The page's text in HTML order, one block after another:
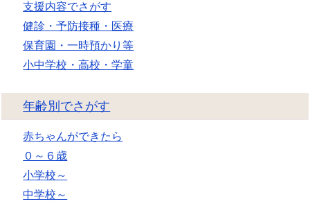
支援内容でさがす
健診・予防接種・医療
保育園・一時預かり等
小中学校・高校・学童
年齢別でさがす
赤ちゃんができたら
０～６歳
小学校～
中学校～